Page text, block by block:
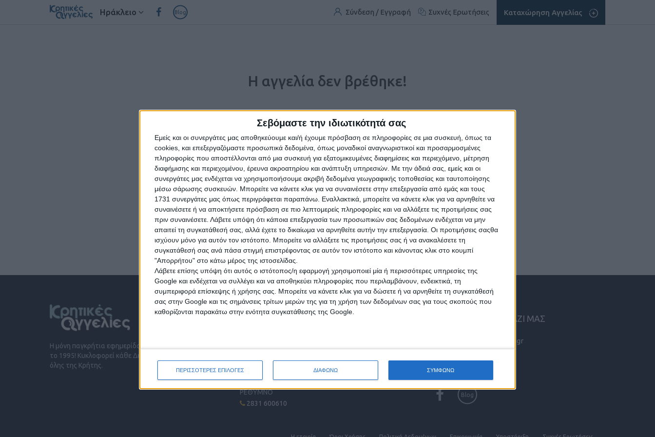
Σεβόμαστε την ιδιωτικότητά σας
Εμείς και οι συνεργάτες μας αποθηκεύουμε και/ή έχουμε πρόσβαση σε πληροφορίες σε μια συσκευή, όπως τα
cookies, και επεξεργαζόμαστε προσωπικά δεδομένα, όπως μοναδικοί αναγνωριστικοί και προσαρμοσμένες
πληροφορίες που αποστέλλονται από μια συσκευή για εξατομικευμένες διαφημίσεις και περιεχόμενο, μέτρηση
διαφήμισης και περιεχομένου, έρευνα ακροατηρίου και ανάπτυξη υπηρεσιών. Με την άδειά σας, εμείς και οι
συνεργάτες μας ενδέχεται να χρησιμοποιήσουμε ακριβή δεδομένα γεωγραφικής τοποθεσίας και ταυτοποίησης
μέσω σάρωσης συσκευών. Μπορείτε να κάνετε κλικ για να συναινέσετε στην επεξεργασία από εμάς και τους
1731 συνεργάτες μας όπως περιγράφεται παραπάνω. Εναλλακτικά, μπορείτε να κάνετε κλικ για να αρνηθείτε να
συναινέσετε ή να αποκτήσετε πρόσβαση σε πιο λεπτομερείς πληροφορίες και να αλλάξετε τις προτιμήσεις σας
πριν συναινέσετε. Λάβετε υπόψη ότι κάποια επεξεργασία των προσωπικών σας δεδομένων ενδέχεται να μην
απαιτεί τη συγκατάθεσή σας, αλλά έχετε το δικαίωμα να αρνηθείτε αυτήν την επεξεργασία. Οι προτιμήσεις σαςθα
ισχύουν μόνο για αυτόν τον ιστότοπο. Μπορείτε να αλλάξετε τις προτιμήσεις σας ή να ανακαλέσετε τη
συγκατάθεσή σας ανά πάσα στιγμή επιστρέφοντας σε αυτόν τον ιστότοπο και κάνοντας κλικ στο κουμπί
"Απορρήτου" στο κάτω μέρος της ιστοσελίδας.
Λάβετε επίσης υπόψη ότι αυτός ο ιστότοπος/η εφαρμογή χρησιμοποιεί μία ή περισσότερες υπηρεσίες της
Google και ενδέχεται να συλλέγει και να αποθηκεύει πληροφορίες που περιλαμβάνουν, ενδεικτικά, τη
συμπεριφορά επίσκεψης ή χρήσης σας. Μπορείτε να κάνετε κλικ για να δώσετε ή να αρνηθείτε τη συγκατάθεσή
σας στην Google και τις σημάνσεις τρίτων μερών της για τη χρήση των δεδομένων σας για τους σκοπούς που
καθορίζονται παρακάτω στην ενότητα συγκατάθεσης της Google.
ΠΕΡΙΣΣΟΤΕΡΕΣ ΕΠΙΛΟΓΕΣ ΔΙΑΦΩΝΩ ΣΥΜΦΩΝΩ
Ηράκλειο Blog Σύνδεση / Εγγραφή Συχνές Ερωτήσεις Καταχώρηση Αγγελίας
Η αγγελία δεν βρέθηκε!
Η αγγελία που ζητήσατε δεν υπάρχει.
Η μόνη παγκρήτια εφημερίδα δωρεάν αγγελιών, από
το 1995! Κυκλοφορεί κάθε Δευτέρα στα περίπτερα
όλης της Κρήτης.
ΤΗΛΕΦΩΝΙΚΟ ΚΕΝΤΡΟ
2810 342474
2821 200210
ΡΕΘΥΜΝΟ
2831 600610
ΕΠΙΚΟΙΝΩΝΗΣΤΕ ΜΑΖΙ ΜΑΣ
info@kritikes-aggelies.gr
Blog